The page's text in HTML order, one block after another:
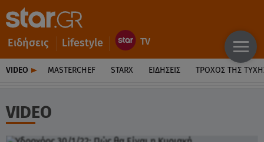
Ειδήσεις Lifestyle
VIDEO MASTERCHEF STARX ΕΙΔΉΣΕΙΣ ΤΡΟΧΌΣ ΤΗΣ
VIDEO